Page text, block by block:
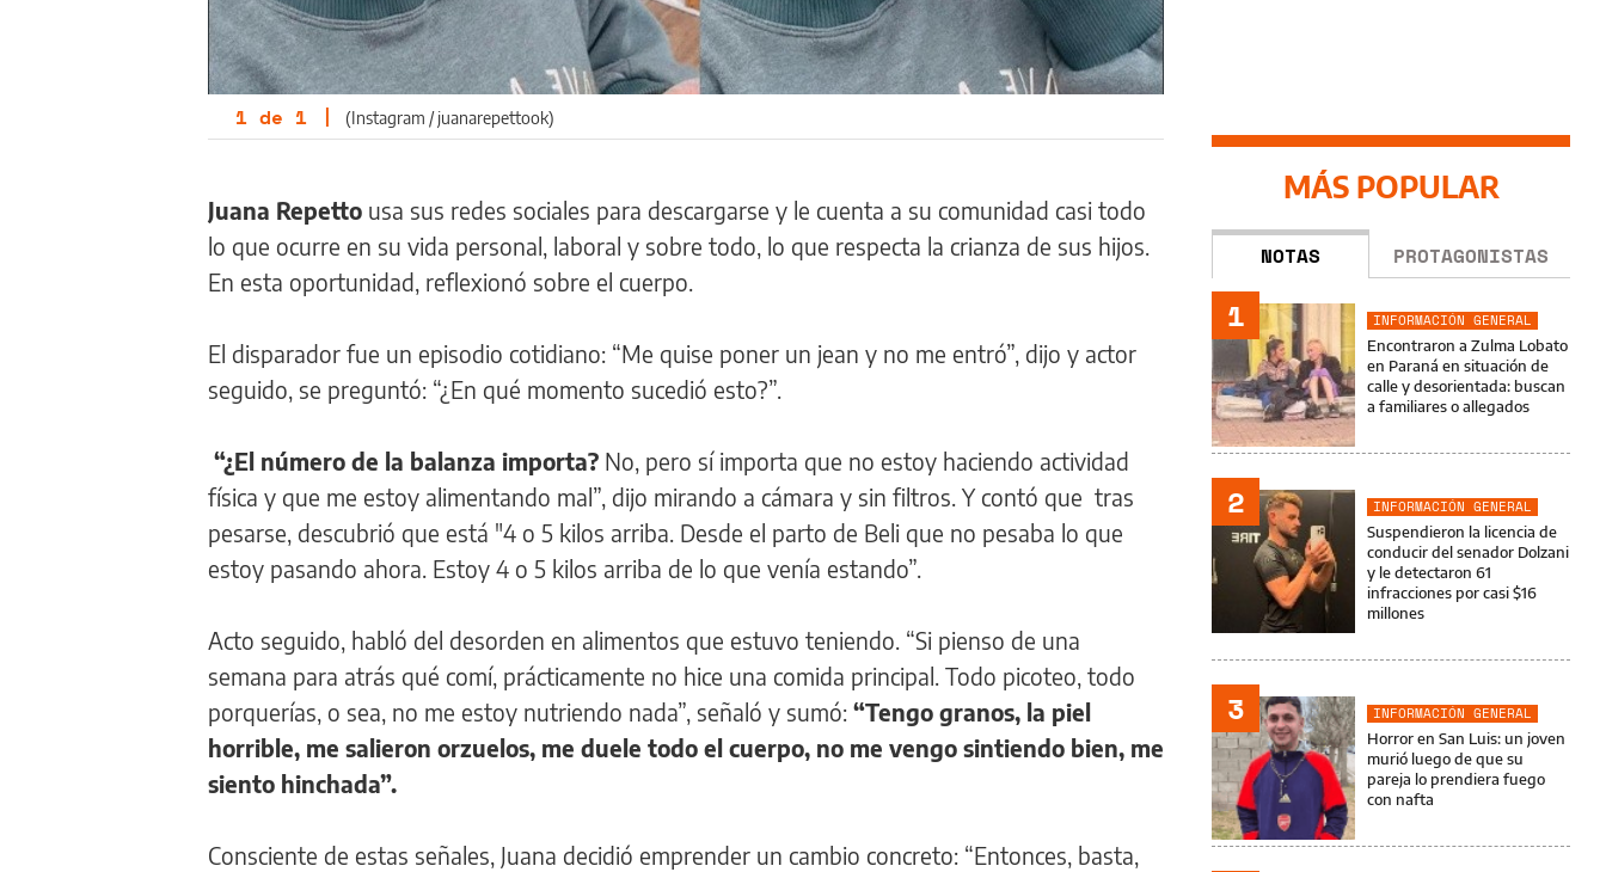
1 de 1 | (Instagram / juanarepettook)
Juana Repetto usa sus redes sociales para descargarse y le cuenta a su comunidad casi todo
lo que ocurre en su vida personal, laboral y sobre todo, lo que respecta la crianza de sus hijos.
En esta oportunidad, reflexionó sobre el cuerpo.
El disparador fue un episodio cotidiano: “Me quise poner un jean y no me entró”, dijo y actor
seguido, se preguntó: “¿En qué momento sucedió esto?”.
“¿El número de la balanza importa? No, pero sí importa que no estoy haciendo actividad
física y que me estoy alimentando mal”, dijo mirando a cámara y sin filtros. Y contó que tras
pesarse, descubrió que está "4 o 5 kilos arriba. Desde el parto de Beli que no pesaba lo que
estoy pasando ahora. Estoy 4 o 5 kilos arriba de lo que venía estando”.
Acto seguido, habló del desorden en alimentos que estuvo teniendo. “Si pienso de una
semana para atrás qué comí, prácticamente no hice una comida principal. Todo picoteo, todo
porquerías, o sea, no me estoy nutriendo nada”, señaló y sumó: “Tengo granos, la piel
horrible, me salieron orzuelos, me duele todo el cuerpo, no me vengo sintiendo bien, me
siento hinchada”.
Consciente de estas señales, Juana decidió emprender un cambio concreto: “Entonces, basta,
MÁS POPULAR
NOTAS PROTAGONISTAS
1
INFORMACIÓN GENERAL
Encontraron a Zulma Lobato
en Paraná en situación de
calle y desorientada: buscan
a familiares o allegados
2
INFORMACIÓN GENERAL
Suspendieron la licencia de
conducir del senador Dolzani
y le detectaron 61
infracciones por casi $16
millones
3
INFORMACIÓN GENERAL
Horror en San Luis: un joven
murió luego de que su
pareja lo prendiera fuego
con nafta